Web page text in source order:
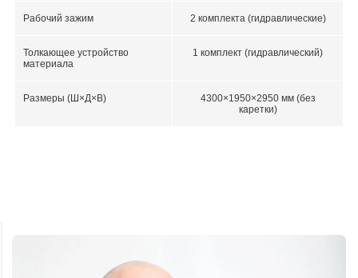
Рабочий зажим 2 комплекта (гидравлические)
Толкающее устройство
материала
1 комплект (гидравлический)
Размеры (Ш×Д×В)
4300×1950×2950 мм (без
каретки)